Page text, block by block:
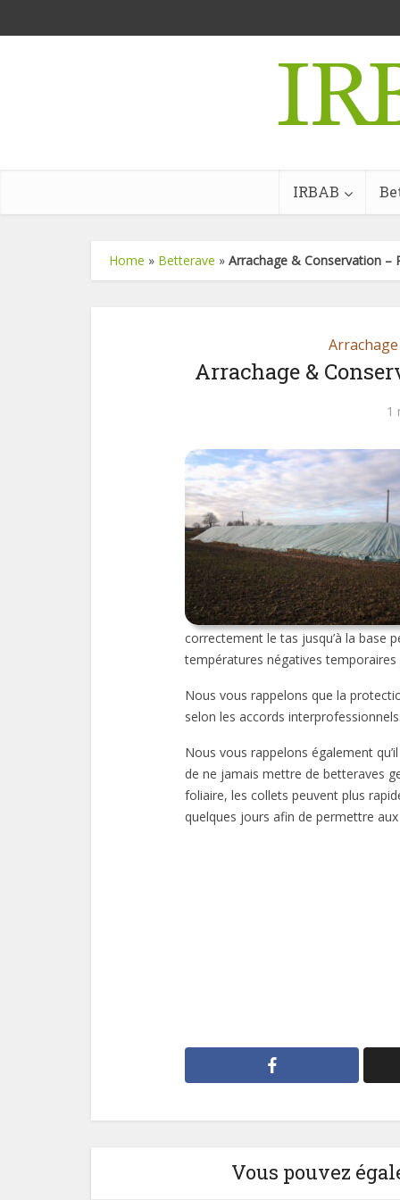
IRBAB
Home » Betterave » Arrachage & Conservation –
Arrachage &
1
correctement le tas jusqu’à la base
températures négatives temporaires
Nous vous rappelons que la
selon les accords
Nous vous rappelons également
de ne jamais mettre de betteraves
foliaire, les collets peuvent plus
quelques jours afin de permettre
Vous pouvez